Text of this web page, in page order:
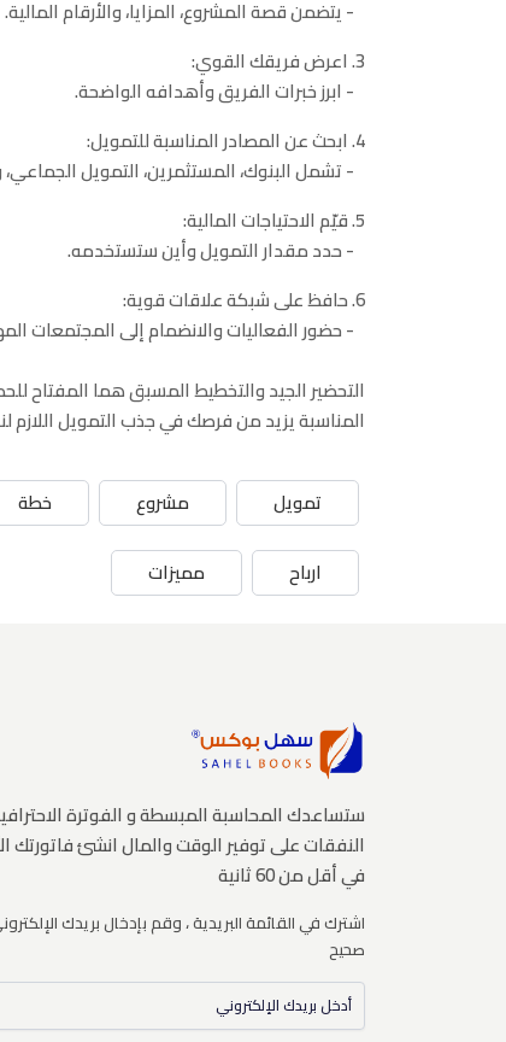
- يتضمن قصة المشروع، المزايا، والأرقام المالية.
3. اعرض فريقك القوي:
- ابرز خبرات الفريق وأهدافه الواضحة.
4. ابحث عن المصادر المناسبة للتمويل:
- تشمل البنوك، المستثمرين، التمويل
5. قيّم الاحتياجات المالية:
- حدد مقدار التمويل وأين ستستخدمه.
6. حافظ على شبكة علاقات قوية:
- حضور الفعاليات والانضمام إلى المجتمعات
التحضير الجيد والتخطيط المسبق هما المفتاح
المناسبة يزيد من فرصك في جذب التمويل اللازم
تمويل مشروع خطة
ارباح
مميزات
ستساعدك المحاسبة المبسطة و الفوترة
النفقات على توفير الوقت والمال انشئ فاتورتك
في أقل من 60 ثانية
اشترك في القائمة البريدية ، وقم بإدخال بريدك
صحيح